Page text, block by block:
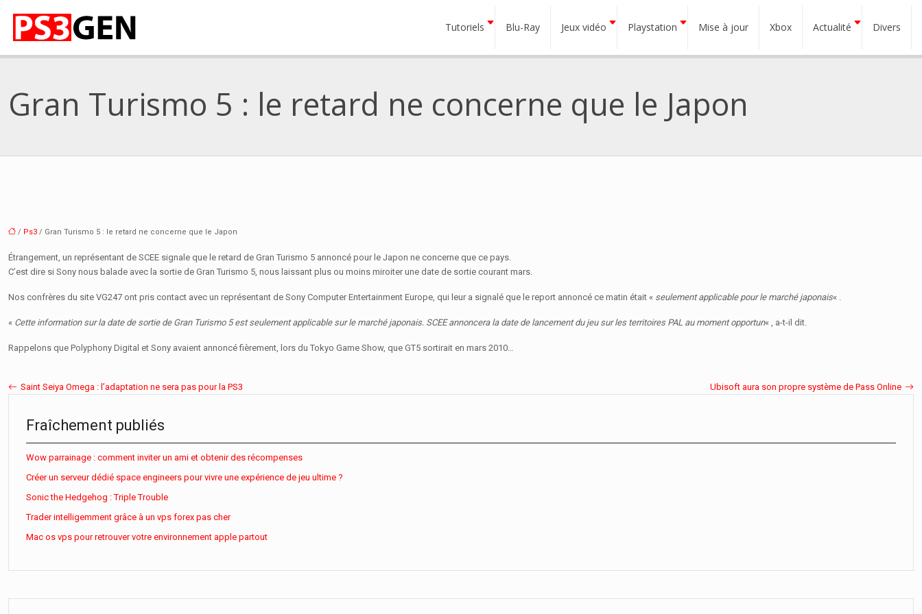
Tutoriels Blu-Ray Jeux vidéo Playstation Mise à jour Xbox Actualité Divers
Gran Turismo 5 : le retard ne concerne que le Japon
/ Ps3 / Gran Turismo 5 : le retard ne concerne que le Japon
Étrangement, un représentant de SCEE signale que le retard de Gran Turismo 5 annoncé pour le Japon ne concerne que ce pays.
C’est dire si Sony nous balade avec la sortie de Gran Turismo 5, nous laissant plus ou moins miroiter une date de sortie courant mars.
Nos confrères du site VG247 ont pris contact avec un représentant de Sony Computer Entertainment Europe, qui leur a signalé que le report annoncé ce matin était « seulement applicable pour le marché japonais« .
« Cette information sur la date de sortie de Gran Turismo 5 est seulement applicable sur le marché japonais. SCEE annoncera la date de lancement du jeu sur les territoires PAL au moment opportun« , a-t-il dit.
Rappelons que Polyphony Digital et Sony avaient annoncé fièrement, lors du Tokyo Game Show, que GT5 sortirait en mars 2010…
Saint Seiya Omega : l’adaptation ne sera pas pour la PS3 Ubisoft aura son propre système de Pass Online
Fraîchement publiés
Wow parrainage : comment inviter un ami et obtenir des récompenses
Créer un serveur dédié space engineers pour vivre une expérience de jeu ultime ?
Sonic the Hedgehog : Triple Trouble
Trader intelligemment grâce à un vps forex pas cher
Mac os vps pour retrouver votre environnement apple partout